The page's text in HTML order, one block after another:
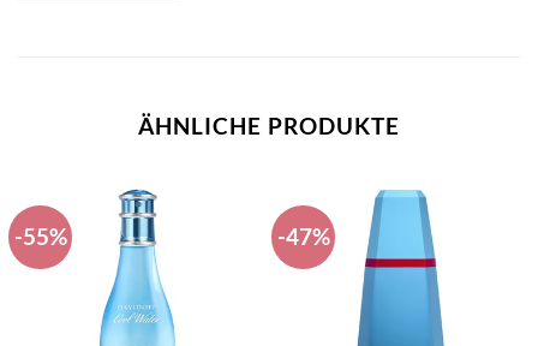
ÄHNLICHE PRODUKTE
-55% -47%